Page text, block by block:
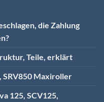
die Zahlung
Teile, erklärt
SRV850 Maxiroller
125, SCV125,